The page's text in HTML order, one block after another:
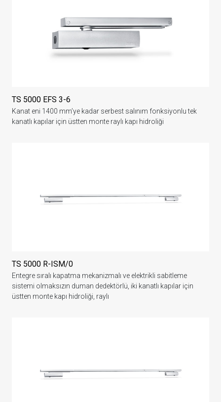
TS 5000 EFS 3-6
Kanat eni 1400 mm’ye kadar serbest salınım fonksiyonlu tek
kanatlı kapılar için üstten monte raylı kapı hidroliği
TS 5000 R-ISM/0
Entegre sıralı kapatma mekanizmalı ve elektrikli sabitleme
sistemi olmaksızın duman dedektörlü, iki kanatlı kapılar için
üstten monte kapı hidroliği, raylı